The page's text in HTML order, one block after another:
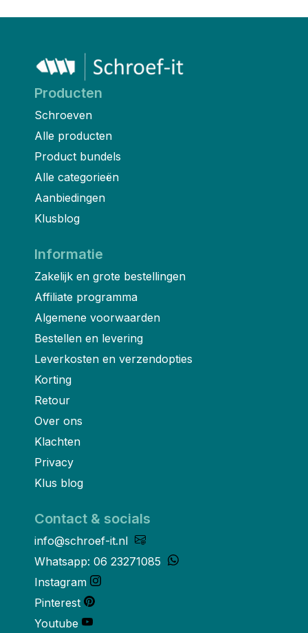
Producten
Schroeven
Alle producten
Product bundels
Alle categorieën
Aanbiedingen
Klusblog
Informatie
Zakelijk en grote bestellingen
Affiliate programma
Algemene voorwaarden
Bestellen en levering
Leverkosten en verzendopties
Korting
Retour
Over ons
Klachten
Privacy
Klus blog
Contact & socials
info@schroef-it.nl
Whatsapp: 06 23271085
Instagram
Pinterest
Youtube